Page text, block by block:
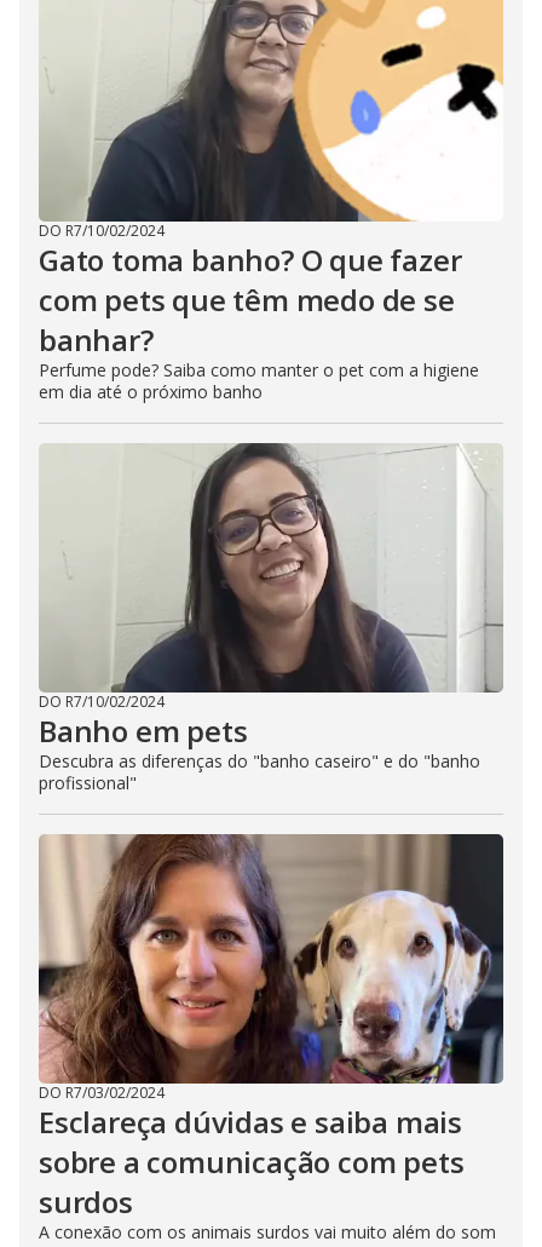
DO R7/10/02/2024
Gato toma banho? O que fazer
com pets que têm medo de se
banhar?
Perfume pode? Saiba como manter o pet com a higiene
em dia até o próximo banho
DO R7/10/02/2024
Banho em pets
Descubra as diferenças do "banho caseiro" e do "banho
profissional"
DO R7/03/02/2024
Esclareça dúvidas e saiba mais
sobre a comunicação com pets
surdos
A conexão com os animais surdos vai muito além do som